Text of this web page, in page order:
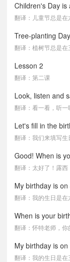
Children's Day is
翻译：儿童节总是在
Tree-planting
翻译：植树节总是在
Lesson 2
翻译：第二课
Look, listen and
翻译：看一看，听一
Let's fill in the
翻译：我们来填写生
Good! When is
翻译：太好了！露西
My birthday is
翻译：我的生日是在
When is your
翻译：怀特老师，你
My birthday is
翻译：我的生日是在